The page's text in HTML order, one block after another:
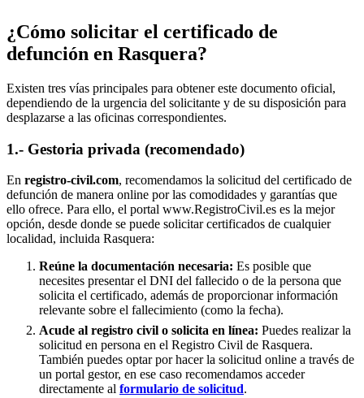
¿Cómo solicitar el certificado de
defunción en Rasquera?
Existen tres vías principales para obtener este documento oficial,
dependiendo de la urgencia del solicitante y de su disposición para
desplazarse a las oficinas correspondientes.
1.- Gestoria privada (recomendado)
En registro-civil.com, recomendamos la solicitud del certificado de
defunción de manera online por las comodidades y garantías que
ello ofrece. Para ello, el portal www.RegistroCivil.es es la mejor
opción, desde donde se puede solicitar certificados de cualquier
localidad, incluida Rasquera:
Reúne la documentación necesaria: Es posible que
necesites presentar el DNI del fallecido o de la persona que
solicita el certificado, además de proporcionar información
relevante sobre el fallecimiento (como la fecha).
Acude al registro civil o solicita en línea: Puedes realizar la
solicitud en persona en el Registro Civil de Rasquera.
También puedes optar por hacer la solicitud online a través de
un portal gestor, en ese caso recomendamos acceder
directamente al formulario de solicitud.